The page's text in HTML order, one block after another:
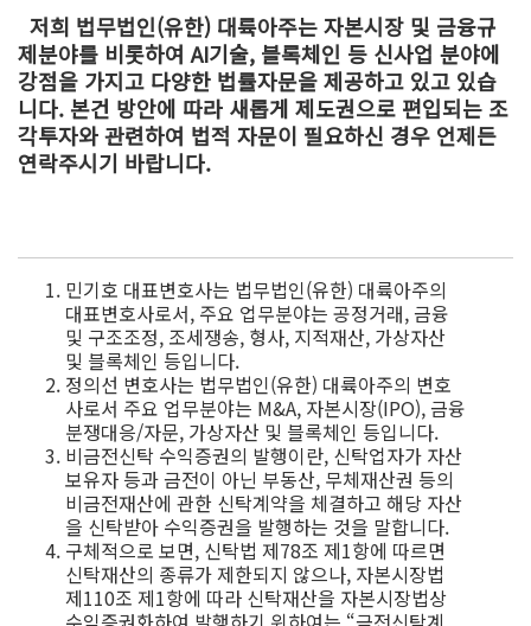
저희 법무법인(유한) 대륙아주는 자본시장 및 금융규
제분야를 비롯하여 AI기술, 블록체인 등 신사업 분야에
강점을 가지고 다양한 법률자문을 제공하고 있고 있습
니다. 본건 방안에 따라 새롭게 제도권으로 편입되는 조
각투자와 관련하여 법적 자문이 필요하신 경우 언제든
연락주시기 바랍니다.
민기호 대표변호사는 법무법인(유한) 대륙아주의
대표변호사로서, 주요 업무분야는 공정거래, 금융
및 구조조정, 조세쟁송, 형사, 지적재산, 가상자산
및 블록체인 등입니다.
정의선 변호사는 법무법인(유한) 대륙아주의 변호
사로서 주요 업무분야는 M&A, 자본시장(IPO), 금융
분쟁대응/자문, 가상자산 및 블록체인 등입니다.
비금전신탁 수익증권의 발행이란, 신탁업자가 자산
보유자 등과 금전이 아닌 부동산, 무체재산권 등의
비금전재산에 관한 신탁계약을 체결하고 해당 자산
을 신탁받아 수익증권을 발행하는 것을 말합니다.
구체적으로 보면, 신탁법 제78조 제1항에 따르면
신탁재산의 종류가 제한되지 않으나, 자본시장법
제110조 제1항에 따라 신탁재산을 자본시장법상